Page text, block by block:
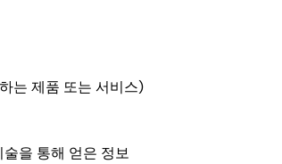
는 제품 또는 서비스)
을 통해 얻은 정보